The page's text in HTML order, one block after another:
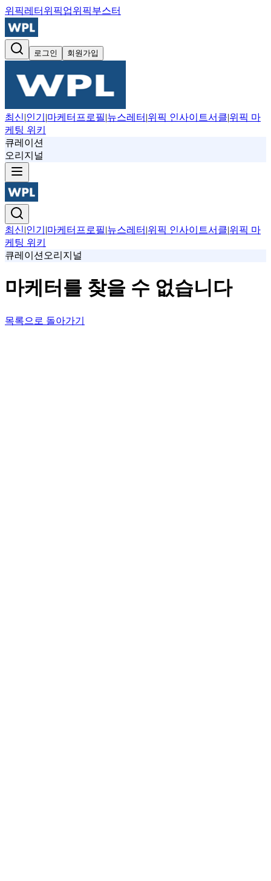
위픽레터 위픽업위픽부스터
로그인 회원가입
최신|인기 |마케터프로필|뉴스레터 |위픽 인사이트서클|위픽 마
케팅 위키
큐레이션
오리지널
최신|인기 |마케터프로필|뉴스레터 |위픽 인사이트서클|위픽 마
케팅 위키
큐레이션 오리지널
마케터를 찾을 수 없습니다
목록으로 돌아가기